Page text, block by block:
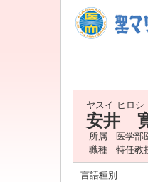
ヤスイ ヒロシ
安井
所属
医学部
職種
特任教
言語種別